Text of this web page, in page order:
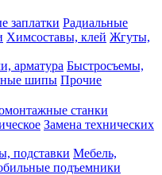
заплатки Радиальные
Химсоставы, клей Жгуты,
арматура Быстросъемы,
шипы Прочие
станки
Замена технических
подставки Мебель,
подъемники